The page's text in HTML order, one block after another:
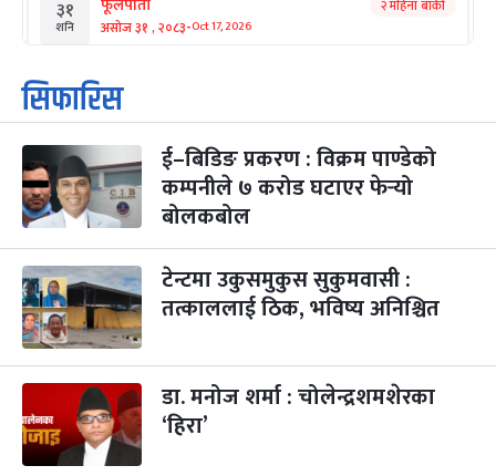
३१
शनि असोज ३१ , २०८३-Oct 17, 2026
२ महिना बाँकी
१
आइत
कार्तिक सङ्क्रान्ति
कार्तिक १, २०८३
३
मंगल
महानवमी
कार्तिक ३, २०८३-Oct 20, 2026
२ महिना बाँकी
४
५
बिहि
पापा‌ङ्कुशा एकादशी व्रत
कार्तिक ५, २०८३
२ महिना बाँकी
आइत
कुकुर तिहार
कार्तिक २२, २०८३-Nov 8, 2026
३ महिना बाँकी
गाई पूजा
सिफारिस
ई–बिडिङ प्रकरण : विक्रम पाण्डेको
कम्पनीले ७ करोड घटाएर फेर्‍यो
बोलकबोल
टेन्टमा उकुसमुकुस सुकुमवासी :
तत्काललाई ठिक, भविष्य अनिश्चित
डा. मनोज शर्मा : चोलेन्द्रशमशेरका
‘हिरा’